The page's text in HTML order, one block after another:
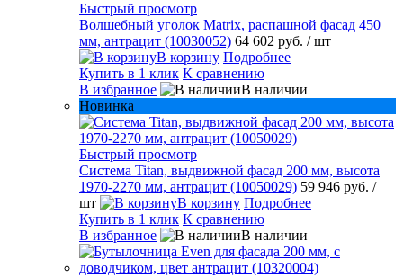
Быстрый просмотр
Волшебный уголок Matrix, распашной фасад 450
мм, антрацит (10030052) 64 602 руб. / шт
В корзину Подробнее
Купить в 1 клик К сравнению
В избранное
В наличии
Новинка
Быстрый просмотр
Система Titan, выдвижной фасад 200 мм, высота
1970-2270 мм, антрацит (10050029) 59 946 руб. /
шт
В корзину Подробнее
Купить в 1 клик К сравнению
В избранное
В наличии